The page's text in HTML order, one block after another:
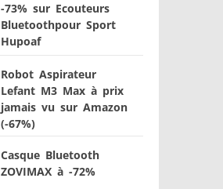
-73% sur Ecouteurs
Bluetoothpour Sport
Hupoaf
Robot Aspirateur
Lefant M3 Max à prix
jamais vu sur Amazon
(-67%)
Casque Bluetooth
ZOVIMAX à -72%